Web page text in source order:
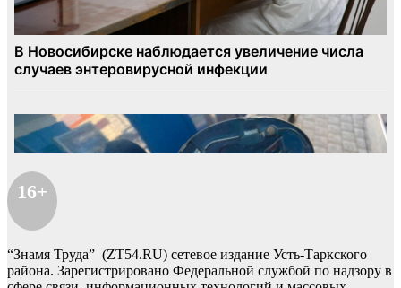
16+
“Знамя Труда” (ZT54.RU) сетевое издание Усть-Таркского
района. Зарегистрировано Федеральной службой по надзору в